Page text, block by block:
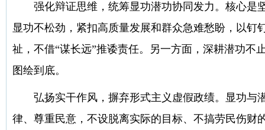
强化辩证思维，统筹显功潜功协同发力。核心是
显功不松劲，紧扣高质量发展和群众急难愁盼，以
祉，不借“谋长远”推诿责任。另一方面，深耕潜功
图绘到底。
弘扬实干作风，摒弃形式主义虚假政绩。显功
律、尊重民意，不设脱离实际的目标、不搞劳民伤